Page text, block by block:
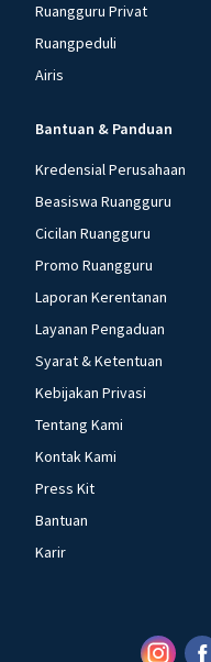
Ruangguru Privat
Ruangpeduli
Airis
Bantuan & Panduan
Kredensial Perusahaan
Beasiswa Ruangguru
Cicilan Ruangguru
Promo Ruangguru
Laporan Kerentanan
Layanan Pengaduan
Syarat & Ketentuan
Kebijakan Privasi
Tentang Kami
Kontak Kami
Press Kit
Bantuan
Karir